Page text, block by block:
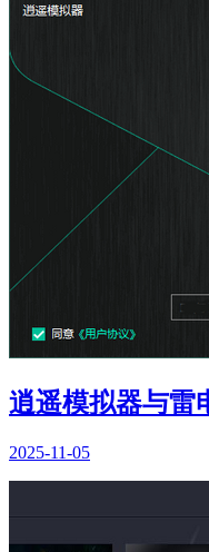
逍遥模拟器与雷
2025-11-05